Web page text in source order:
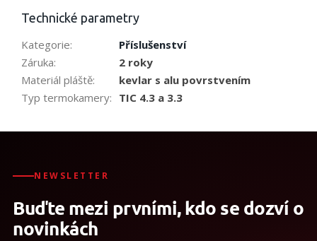
Technické parametry
Kategorie:
Příslušenství
Záruka:
2 roky
Materiál pláště:
kevlar s alu povrstvením
Typ termokamery: TIC 4.3 a 3.3
NEWSLETTER
Buďte mezi prvními, kdo se dozví o
novinkách